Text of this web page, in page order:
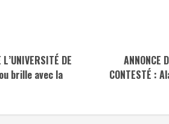
DE
brille avec la
ANNONCE
CONTESTÉ :